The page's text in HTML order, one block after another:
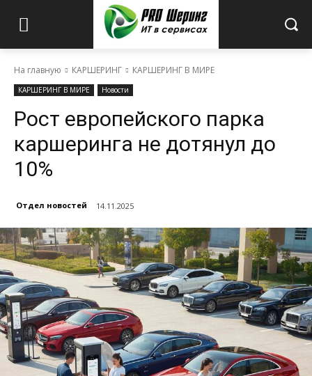
На главную КАРШЕРИНГ КАРШЕРИНГ В МИРЕ
КАРШЕРИНГ В МИРЕ Новости
Рост европейского парка
каршеринга не дотянул до
10%
Отдел новостей 14.11.2025